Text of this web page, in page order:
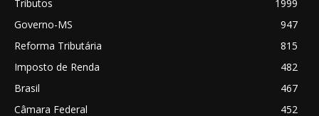
Tributos
1999
Governo-MS
947
Reforma Tributária
815
Imposto de Renda
482
Brasil
467
Câmara Federal
452